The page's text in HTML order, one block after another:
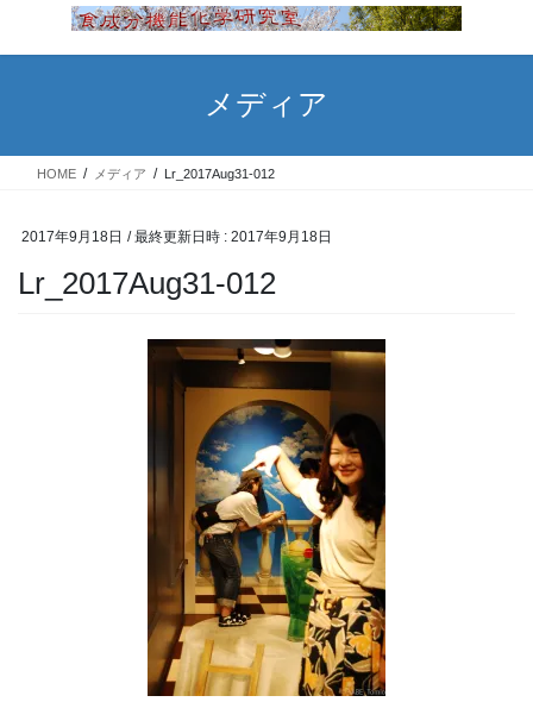
テ
ス
ゲ
ン
メディア
HOME メディア Lr_2017Aug31-012
2017年9月18日 / 最終更新日時 : 2017年9月18日
Lr_2017Aug31-012